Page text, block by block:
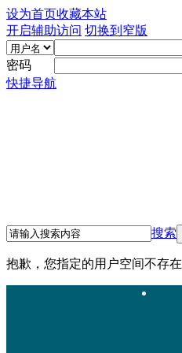
设为首页收藏本站
开启辅助访问 切换到窄版
密码
快捷导航
搜索
抱歉，您指定的用户空间不存在